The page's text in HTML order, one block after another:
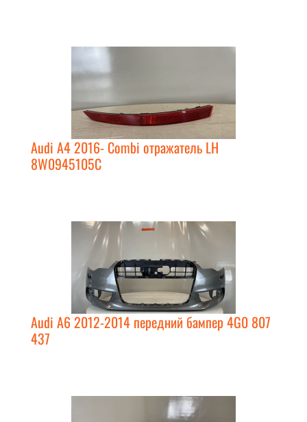
Audi A4 2016- Combi отражатель LH
8W0945105C
Audi A6 2012-2014 передний бампер 4G0 807
437